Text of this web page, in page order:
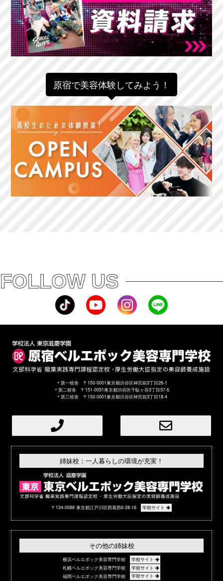
原宿で美容体験してみよう！
FOLLOW US
＊第一校舎 〒150-0001東京都渋谷区神宮前3丁目26-1
＊第二校舎 〒151-0051東京都渋谷区千駄ヶ谷3丁目57-6
＊第三校舎 〒150-0001東京都渋谷区神宮前3丁目18-4
姉妹校：一人暮らしの環境が充実！
〒134-0088 東京都江戸川区西葛西6-28-16 学校サイト
その他の姉妹校
横浜ベルエポック美容専門学校
学校サイト
札幌ベルエポック美容専門学校
学校サイト
福岡ベルエポック美容専門学校
学校サイト